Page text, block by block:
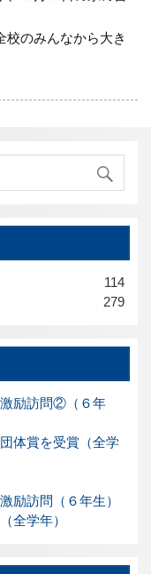
校のみんなから大き
114
279
励訪問②（６年
体賞を受賞（全学
励訪問（６年生）
全学年）